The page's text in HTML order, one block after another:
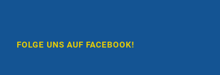
FOLGE UNS AUF FACEBOOK!